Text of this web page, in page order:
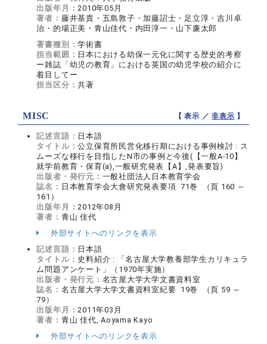
出版年月： 2010年05月
著者： 藤井基貴・五島敦子・加藤詔士・足立淳・吉川卓
治・的場正美・青山佳代・内田淳一・山下廉太郎
著書種別：学術書
担当範囲： 日本における幼保一元化に関する歴史的考察
ー雑誌「幼児の教育」における英国の幼児学校の紹介に
着目してー
担当区分：共著
MISC 【 表示 ／非表示 】
記述言語： 日本語
タイトル：公立保育所民営化移行期における事例検討 : ス
ムーズな移行を目指したN市の事例と今後(【一般A-10】
就学前教育・保育(a),一般研究発表【A】,発表要旨)
出版者・発行元： 一般社団法人日本教育学会
誌名： 日本教育学会大會研究発表要項 71巻 （頁 160 ～
161）
出版年月： 2012年08月
著者： 青山 佳代
外部サイトへのリンクを表示
記述言語： 日本語
タイトル： 史料紹介 : 「名古屋大学教養部学生カリキュラ
ム問題アンケート」（1970年実施）
出版者・発行元： 名古屋大学大学文書資料室
誌名： 名古屋大学大学文書資料室紀要 19巻 （頁 59 ～
79）
出版年月： 2011年03月
著者： 青山 佳代, Aoyama Kayo
外部サイトへのリンクを表示